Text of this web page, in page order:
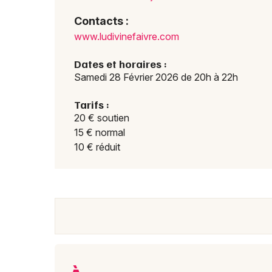
Contacts :
www.ludivinefaivre.com
Dates et horaires :
Samedi 28 Février 2026 de 20h à 22h
Tarifs :
20 € soutien
15 € normal
10 € réduit